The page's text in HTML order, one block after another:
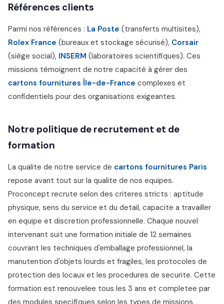
Références clients
Parmi nos références : La Poste (transferts multisites),
Rolex France (bureaux et stockage sécurisé), Corsair
(siège social), INSERM (laboratoires scientifiques). Ces
missions témoignent de notre capacité à gérer des
cartons fournitures Île-de-France complexes et
confidentiels pour des organisations exigeantes.
Notre politique de recrutement et de
formation
La qualite de notre service de cartons fournitures Paris
repose avant tout sur la qualite de nos equipes.
Proconcept recrute selon des criteres stricts : aptitude
physique, sens du service et du detail, capacite a travailler
en equipe et discretion professionnelle. Chaque nouvel
intervenant suit une formation initiale de 12 semaines
couvrant les techniques d'emballage professionnel, la
manutention d'objets lourds et fragiles, les protocoles de
protection des locaux et les procedures de securite. Cette
formation est renouvelee tous les 3 ans et completee par
des modules specifiques selon les types de missions.